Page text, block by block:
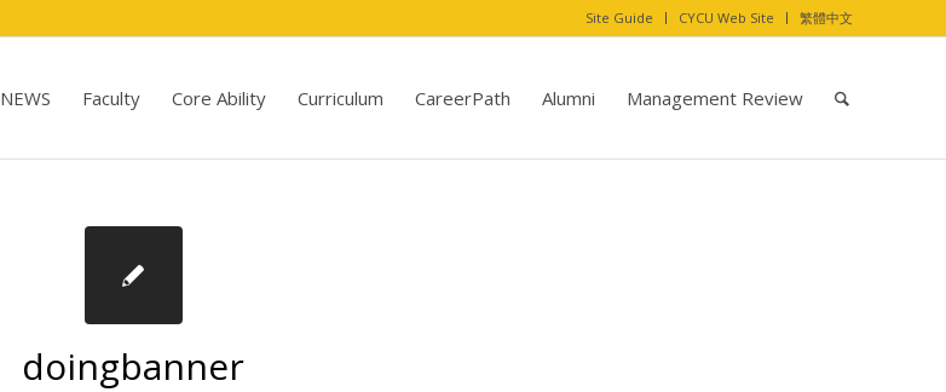
Site Guide CYCU Web Site 繁體中文
NEWS Faculty Core Ability Curriculum CareerPath Alumni Management Review
doingbanner